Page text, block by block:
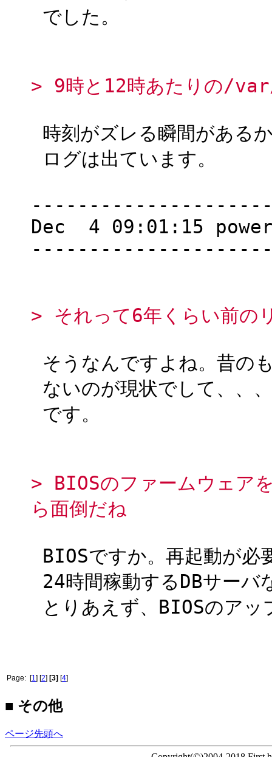
でした。
> 9時と12時あたりの/
時刻がズレる瞬間があ
ログは出ています。
Dec 4 09:01:15
> それって6年くらい前の
そうなんですよね。昔の
ないのが現状でして、、
です。
> BIOSのファームウェア
ら面倒だね
BIOSですか。再起動が必
24時間稼動するDBサー
とりあえず、BIOSのアッ
Page: [1] [2] [3] [4]
■ その他
ページ先頭へ